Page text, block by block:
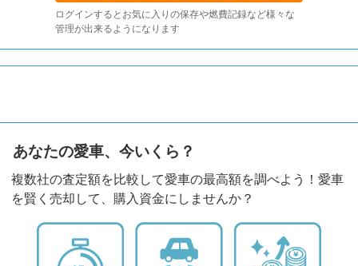
ログインするとお気に入りの保存や燃費記録など様々な
管理が出来るようになります
あなたの愛車、今いくら？
複数社の査定額を比較して愛車の最高額を調べよう！愛車
を賢く売却して、購入資金にしませんか？